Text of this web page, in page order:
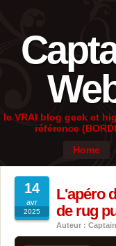
le VRAI blog geek et
référence
Home
14
avr
2025
L'apéro
de rug
Auteur :